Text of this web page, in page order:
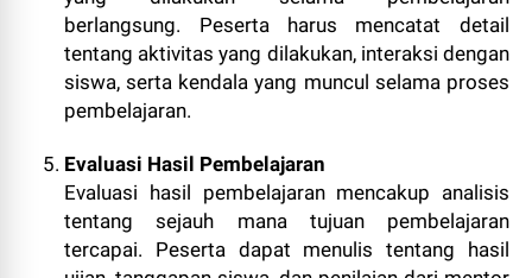
berlangsung. Peserta harus mencatat detail
tentang aktivitas yang dilakukan, interaksi dengan
siswa, serta kendala yang muncul selama proses
pembelajaran.
Evaluasi Hasil Pembelajaran
Evaluasi hasil pembelajaran mencakup analisis
tentang sejauh mana tujuan pembelajaran
tercapai. Peserta dapat menulis tentang hasil